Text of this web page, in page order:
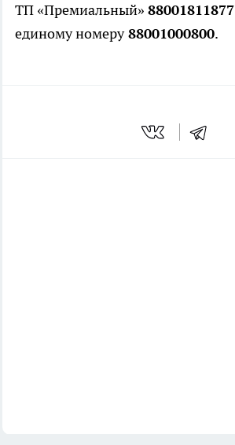
ТП «Премиальный» 88001811877
единому номеру88001000800.